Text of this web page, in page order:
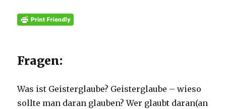
Fragen:
Was ist Geisterglaube? Geisterglaube – wieso
sollte man daran glauben? Wer glaubt daran(an